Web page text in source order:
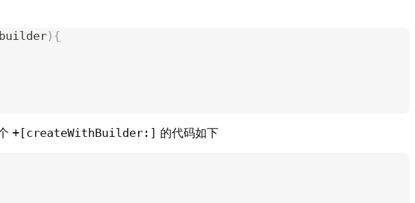
builder){
+[createWithBuilder:] 的代码如下